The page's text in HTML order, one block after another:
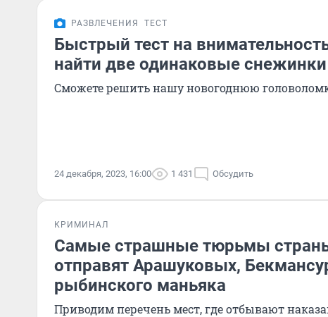
РАЗВЛЕЧЕНИЯ ТЕСТ
Быстрый тест на
найти две одинаковые снежинки
Сможете решить нашу новогоднюю
24 декабря, 2023, 16:00 1 431 Обсудить
КРИМИНАЛ
Самые страшные тюрьмы
отправят Арашуковых,
рыбинского маньяка
Приводим перечень мест, где отбывают